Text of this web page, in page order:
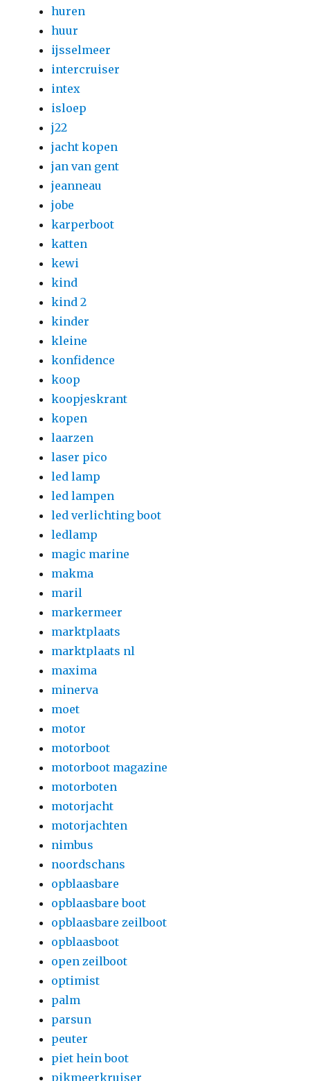
huren
huur
ijsselmeer
intercruiser
intex
isloep
j22
jacht kopen
jan van gent
jeanneau
jobe
karperboot
katten
kewi
kind
kind 2
kinder
kleine
konfidence
koop
koopjeskrant
kopen
laarzen
laser pico
led lamp
led lampen
led verlichting boot
ledlamp
magic marine
makma
maril
markermeer
marktplaats
marktplaats nl
maxima
minerva
moet
motor
motorboot
motorboot magazine
motorboten
motorjacht
motorjachten
nimbus
noordschans
opblaasbare
opblaasbare boot
opblaasbare zeilboot
opblaasboot
open zeilboot
optimist
palm
parsun
peuter
piet hein boot
pikmeerkruiser